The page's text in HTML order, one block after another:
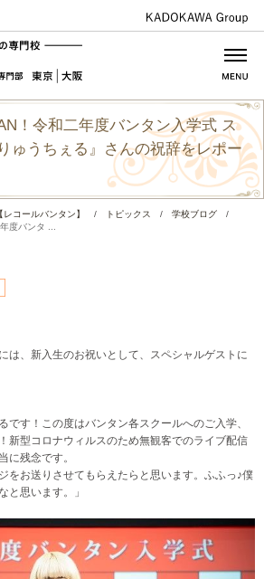
！令和二年度バンタン入学式 ス
ゅうちぇる』さんの祝辞をレポー
コールバンタン】 / トピックス / 学校ブログ
/
度バンタ ...
は、新入生のお祝いとして、スペシャルゲストに
です！この度はバンタン各スクールへのご入学、
新型コロナウィルスのため無観客でのライブ配信
に残念です。
をお送りさせてもらえたらと思います。ふふっ♪僕
と思います。」